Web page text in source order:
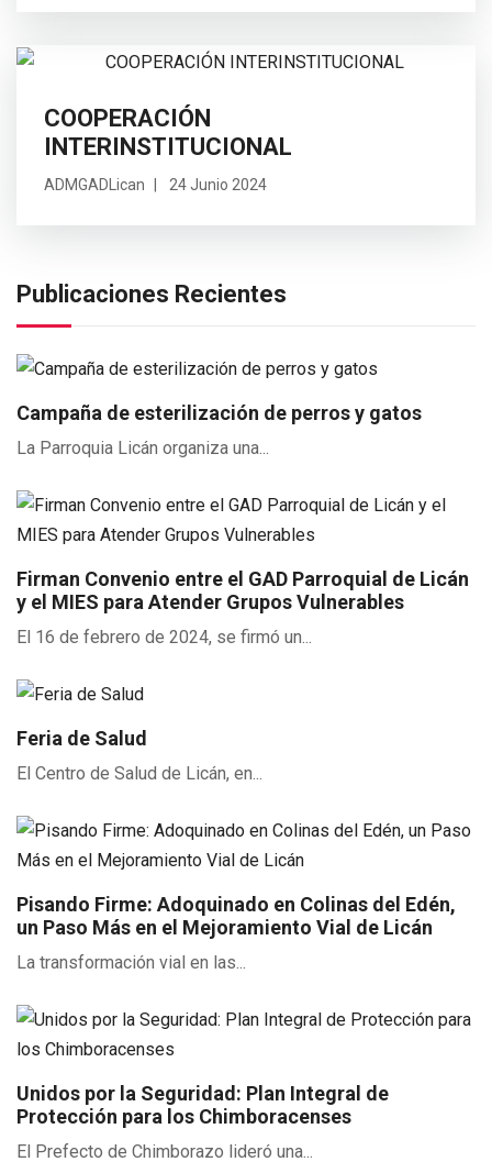
Publicaciones Recientes
Campaña de esterilización de perros y gatos
La Parroquia Licán organiza una...
Firman Convenio entre el GAD Parroquial de Licán
y el MIES para Atender Grupos Vulnerables
El 16 de febrero de 2024, se firmó un...
Feria de Salud
El Centro de Salud de Licán, en...
Pisando Firme: Adoquinado en Colinas del Edén,
un Paso Más en el Mejoramiento Vial de Licán
La transformación vial en las...
Unidos por la Seguridad: Plan Integral de
Protección para los Chimboracenses
El Prefecto de Chimborazo lideró una...
COOPERACIÓN
INTERINSTITUCIONAL
ADMGADLican 24 Junio 2024